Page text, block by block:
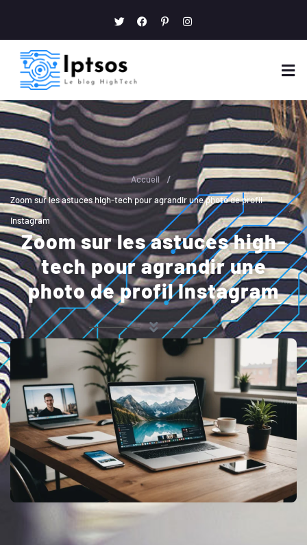
Accueil /
Zoom sur les astuces high-tech pour agrandir une photo de profil
Instagram
Zoom sur les astuces high-
tech pour agrandir une
photo de profil Instagram